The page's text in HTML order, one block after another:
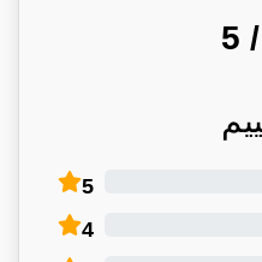
/ 5
5
4